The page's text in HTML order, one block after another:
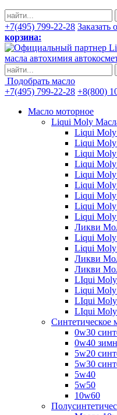
+7(495) 799-22-28 Заказать
корзина:
масла автохимия
Подобрать масло
+7(495) 799-22-28 +8(800)
Масло моторное
Liqui Moly
Liqui
Liqui
Liqui
Liqui
Liqui
Liqui
Liqui
Liqui
Liqui Moly
Ликви
Liqui
Liqui Moly
Ликви
Ликви
LIqui Moly
Liqui
LIqui
LIqui Moly
Синтетическое
0w30
0w40
5w20
5w30
5w40
5w50
10w60